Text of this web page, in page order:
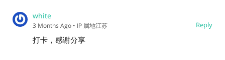
white
Reply
3 Months Ago • IP 属地江苏
打卡，感谢分享